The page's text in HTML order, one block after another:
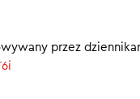
przez